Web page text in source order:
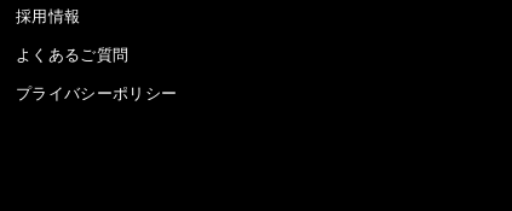
採用情報
よくあるご質問
プライバシーポリシー